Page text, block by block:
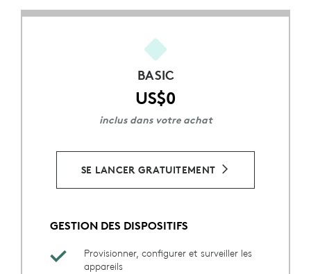
BASIC
US$0
inclus dans votre achat
SE LANCER GRATUITEMENT
GESTION DES DISPOSITIFS
Provisionner, configurer et surveiller les
appareils